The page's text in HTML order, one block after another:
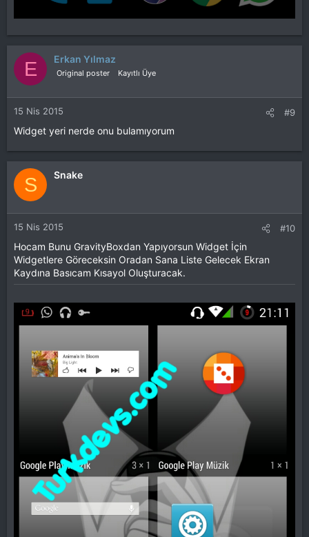
E Erkan Yılmaz
Original poster Kayıtlı Üye
15 Nis 2015 #9
Widget yeri nerde onu bulamıyorum
S Snake
15 Nis 2015 #10
Hocam Bunu GravityBoxdan Yapıyorsun Widget İçin
Widgetlere Göreceksin Oradan Sana Liste Gelecek Ekran
Kaydına Basıcam Kısayol Oluşturacak.